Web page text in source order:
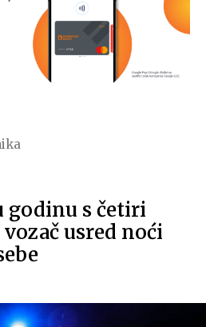
godinu s četiri
usred noći